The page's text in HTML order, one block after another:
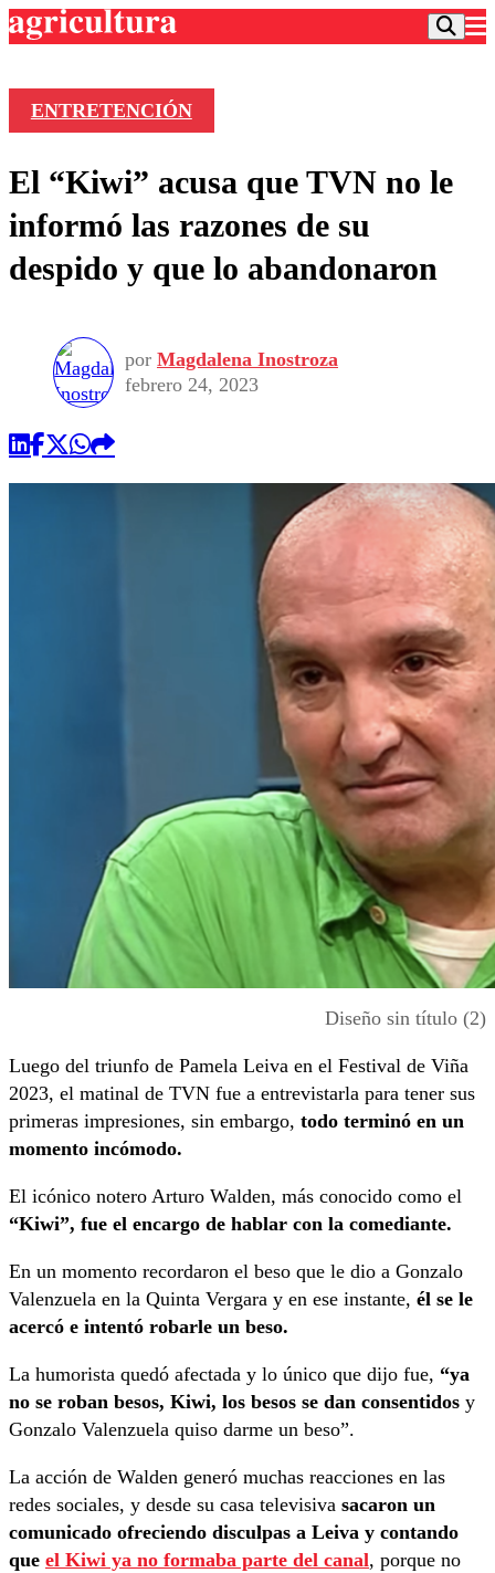
Frecuencias
Agricultura TV
Deportes
Colo Colo
Seleccion Chilena
Torneo Internacional
Entretención
Economía
Internacional
Publicaciones en medios
Opinión
ENTRETENCIÓN
El “Kiwi” acusa que TVN no le
informó las razones de su
despido y que lo abandonaron
por Magdalena Inostroza
febrero 24, 2023
Diseño sin título (2)
Luego del triunfo de Pamela Leiva en el Festival de Viña
2023, el matinal de TVN fue a entrevistarla para tener sus
primeras impresiones, sin embargo, todo terminó en un
momento incómodo.
El icónico notero Arturo Walden, más conocido como el
“Kiwi”, fue el encargo de hablar con la comediante.
En un momento recordaron el beso que le dio a Gonzalo
Valenzuela en la Quinta Vergara y en ese instante, él se le
acercó e intentó robarle un beso.
La humorista quedó afectada y lo único que dijo fue, “ya
no se roban besos, Kiwi, los besos se dan consentidos y
Gonzalo Valenzuela quiso darme un beso”.
La acción de Walden generó muchas reacciones en las
redes sociales, y desde su casa televisiva sacaron un
comunicado ofreciendo disculpas a Leiva y contando
que el Kiwi ya no formaba parte del canal, porque no